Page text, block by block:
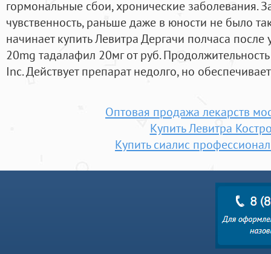
гормональные сбои, хронические заболевания.
чувственность, раньше даже в юности не было
начинает купить Левитра Дергачи полчаса
20mg тадалафил 20мг от руб.
Inc. Действует препарат недолго, но
Оптовая продажа лекарств
Купить Левитра
Купить сиалис